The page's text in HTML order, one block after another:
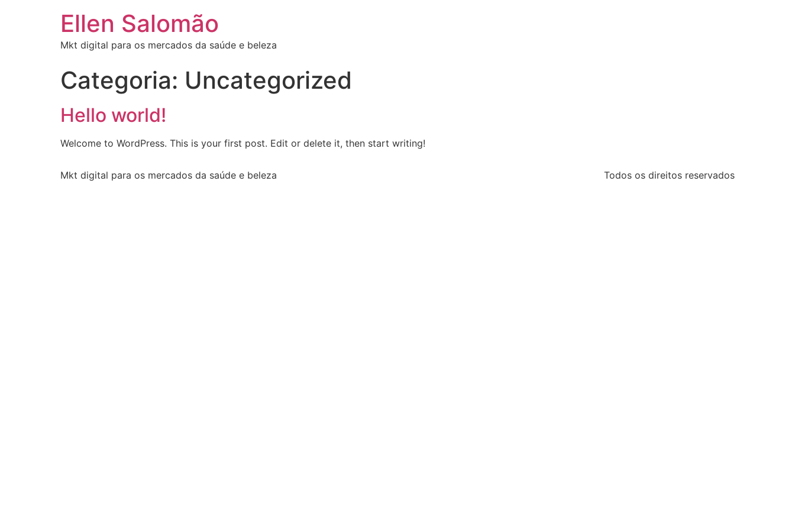
Ellen Salomão
Mkt digital para os mercados da saúde e beleza
Categoria: Uncategorized
Hello world!
Welcome to WordPress. This is your first post. Edit or delete it, then start writing!
Mkt digital para os mercados da saúde e beleza Todos os direitos reservados